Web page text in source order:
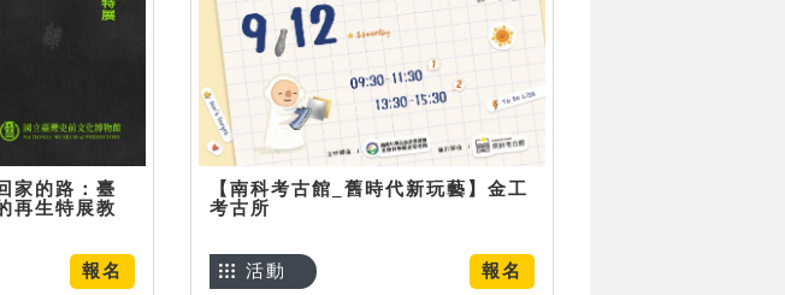
家的路：臺
再生特展教
報名
【南科考古館_舊時代新玩藝】金工
考古所
報名
活動